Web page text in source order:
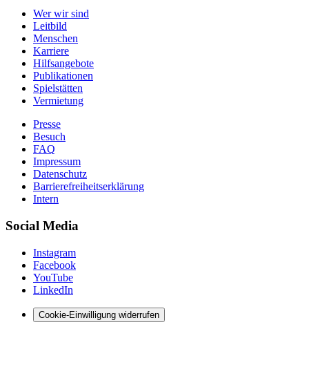
Wer wir sind
Leitbild
Menschen
Karriere
Hilfsangebote
Publikationen
Spielstätten
Vermietung
Presse
Besuch
FAQ
Impressum
Datenschutz
Barrierefreiheitserklärung
Intern
Social Media
Instagram
Facebook
YouTube
LinkedIn
Cookie-Einwilligung widerrufen